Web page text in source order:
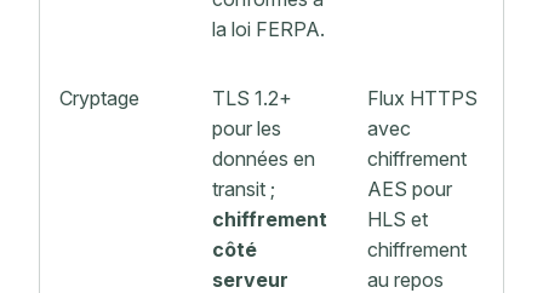
la loi FERPA.
Cryptage
TLS 1.2+
pour les
données en
transit ;
chiffrement
côté
serveur
Flux HTTPS
avec
chiffrement
AES pour
HLS et
chiffrement
au repos